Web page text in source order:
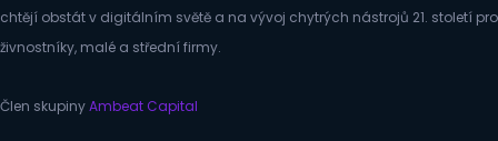
chtějí obstát v digitálním světě a na vývoj chytrých nástrojů 21. století pro
živnostníky, malé a střední firmy.
Člen skupinyAmbeat Capital